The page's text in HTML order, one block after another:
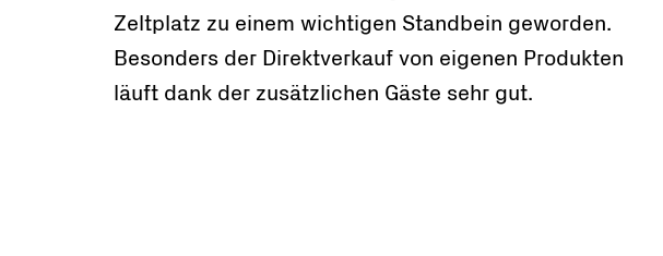
Zeltplatz zu einem wichtigen Standbein geworden.
Besonders der Direktverkauf von eigenen Produkten
läuft dank der zusätzlichen Gäste sehr gut.